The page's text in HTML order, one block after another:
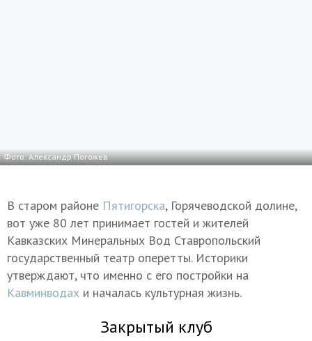
Фото: Александр Погожев
В старом районе Пятигорска, Горячеводской долине,
вот уже 80 лет принимает гостей и жителей
Кавказских Минеральных Вод Ставропольский
государственный театр оперетты. Историки
утверждают, что именно с его постройки на
Кавминводах и началась культурная жизнь.
Закрытый клуб